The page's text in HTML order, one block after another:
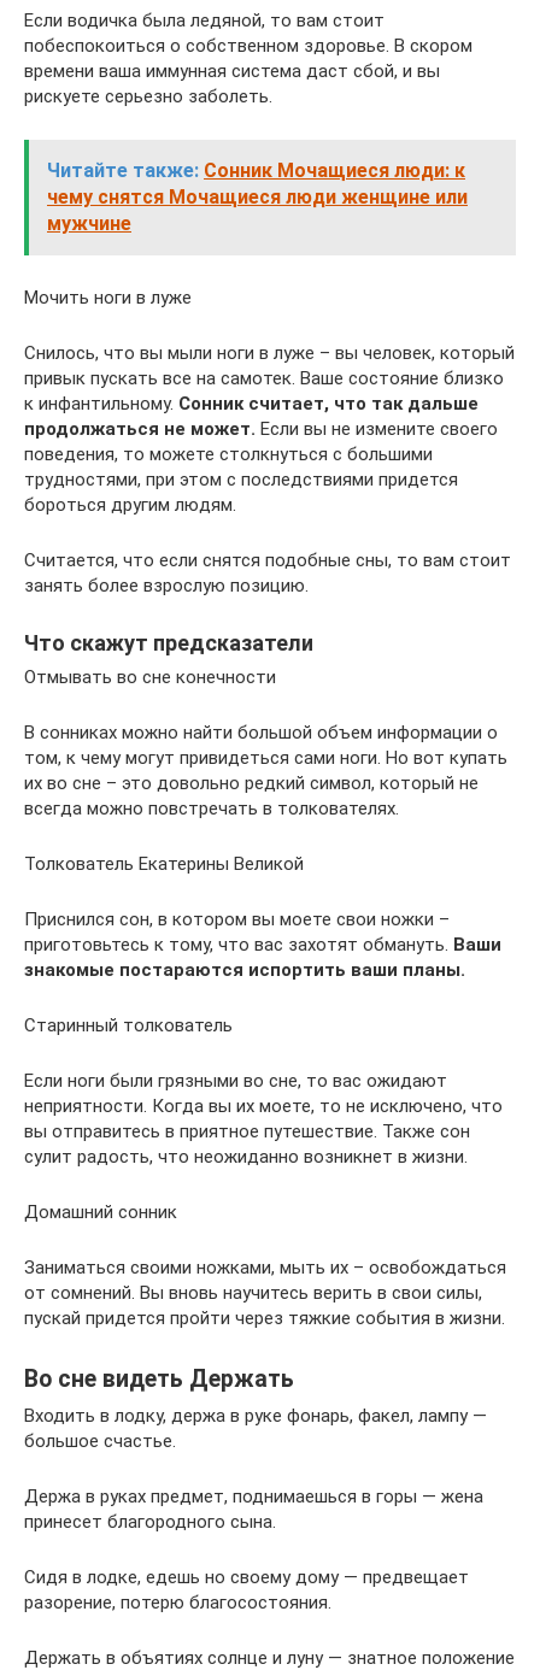
Если водичка была ледяной, то вам стоит
побеспокоиться о собственном здоровье. В скором
времени ваша иммунная система даст сбой, и вы
рискуете серьезно заболеть.
Читайте также: Сонник Мочащиеся люди: к
чему снятся Мочащиеся люди женщине или
мужчине
Мочить ноги в луже
Снилось, что вы мыли ноги в луже – вы человек, который
привык пускать все на самотек. Ваше состояние близко
к инфантильному. Сонник считает, что так дальше
продолжаться не может. Если вы не измените своего
поведения, то можете столкнуться с большими
трудностями, при этом с последствиями придется
бороться другим людям.
Считается, что если снятся подобные сны, то вам стоит
занять более взрослую позицию.
Что скажут предсказатели
Отмывать во сне конечности
В сонниках можно найти большой объем информации о
том, к чему могут привидеться сами ноги. Но вот купать
их во сне – это довольно редкий символ, который не
всегда можно повстречать в толкователях.
Толкователь Екатерины Великой
Приснился сон, в котором вы моете свои ножки –
приготовьтесь к тому, что вас захотят обмануть. Ваши
знакомые постараются испортить ваши планы.
Старинный толкователь
Если ноги были грязными во сне, то вас ожидают
неприятности. Когда вы их моете, то не исключено, что
вы отправитесь в приятное путешествие. Также сон
сулит радость, что неожиданно возникнет в жизни.
Домашний сонник
Заниматься своими ножками, мыть их – освобождаться
от сомнений. Вы вновь научитесь верить в свои силы,
пускай придется пройти через тяжкие события в жизни.
Во сне видеть Держать
Входить в лодку, держа в руке фонарь, факел, лампу —
большое счастье.
Держа в руках предмет, поднимаешься в горы — жена
принесет благородного сына.
Сидя в лодке, едешь но своему дому — предвещает
разорение, потерю благосостояния.
Держать в объятиях солнце и луну — знатное положение